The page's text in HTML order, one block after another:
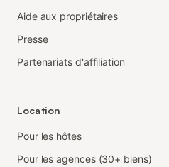
Aide aux propriétaires
Presse
Partenariats d'affiliation
Location
Pour les hôtes
Pour les agences (30+ biens)